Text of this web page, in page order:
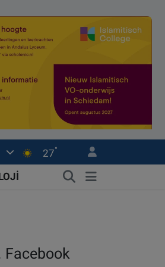
27°
Facebook